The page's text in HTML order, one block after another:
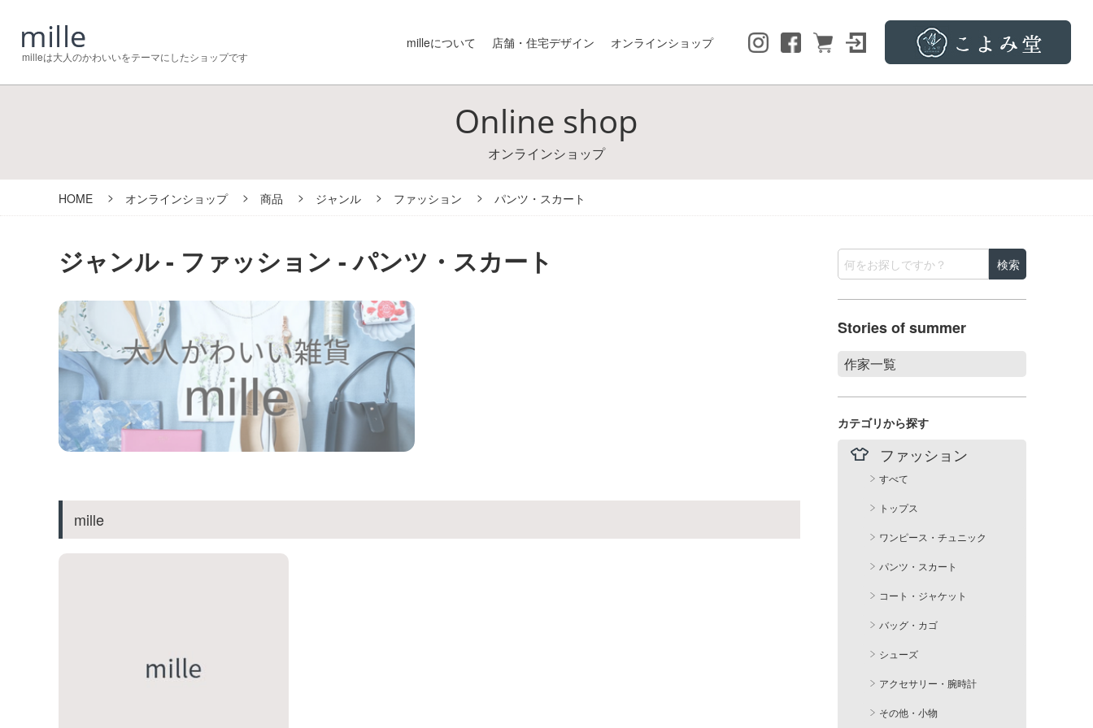
milleは大人のかわいいをテーマにしたショップです
milleについて 店舗・住宅デザイン オンラインショップ
Online shop
オンラインショップ
HOME オンラインショップ 商品 ジャンル ファッション パンツ・スカート
ジャンル - ファッション - パンツ・スカート
mille
Stories of summer
作家一覧
Stories of summer
filicafilica
maison du suzume
村井 陽子
カテゴリから探す
ファッション
すべて
トップス
ワンピース・チュニック
パンツ・スカート
コート・ジャケット
バッグ・カゴ
シューズ
アクセサリー・腕時計
その他・小物